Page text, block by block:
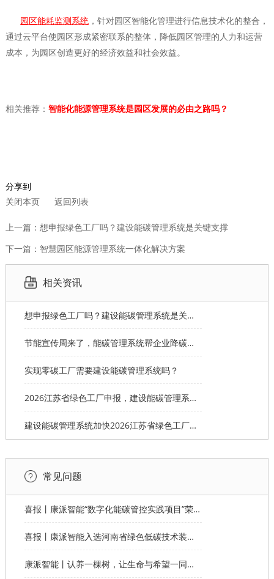
园区能耗监测系统，针对园区智能化管理进行信息技术化的整合，
通过云平台使园区形成紧密联系的整体，降低园区管理的人力和运营
成本，为园区创造更好的经济效益和社会效益。
相关推荐： 智能化能源管理系统是园区发展的必由之路吗？
分享到
关闭本页
返回列表
上一篇：想申报绿色工厂吗？建设能碳管理系统是关键支撑
下一篇：智慧园区能源管理系统一体化解决方案
相关资讯
想申报绿色工厂吗？建设能碳管理系统是关键支撑
节能宣传周来了，能碳管理系统帮企业降碳达标
‌实现零碳工厂需要建设能碳管理系统吗？
2026江苏省绿色工厂申报，建设能碳管理系统锁定14分
建设能碳管理系统加快2026江苏省绿色工厂申报
常见问题
喜报丨康派智能“数字化能碳管控实践项目”荣获第十一届“创客中国”郑州市分赛企业组优秀奖
喜报丨康派智能入选河南省绿色低碳技术装备应用典型案例
康派智能丨认养一棵树，让生命与希望一同生长